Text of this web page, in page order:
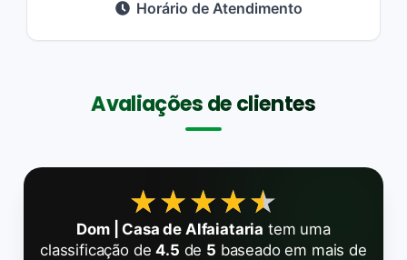
Horário de Atendimento
Avaliações de clientes
★★★★★
★★★★★
Dom | Casa de Alfaiataria tem uma
classificação de4.5 de 5 baseado em mais de